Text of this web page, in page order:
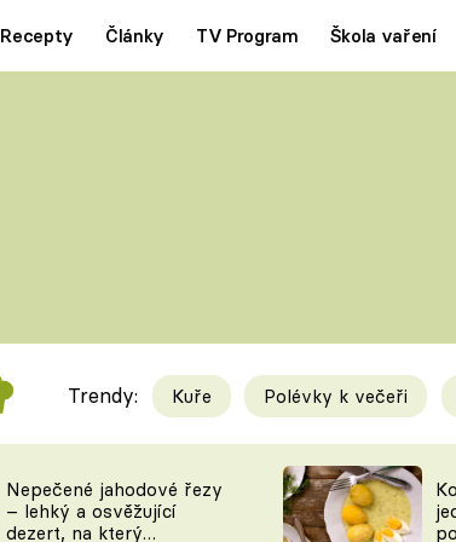
Recepty Články TV Program Škola vaření
Videorecepty
TEĎ VAŘÍ ŠÉF!
Tipy a
KAM ZA
Trendy: Kuře Polévky k večeři
Nepečené jahodové řezy
– lehký a osvěžující
dezert, na který